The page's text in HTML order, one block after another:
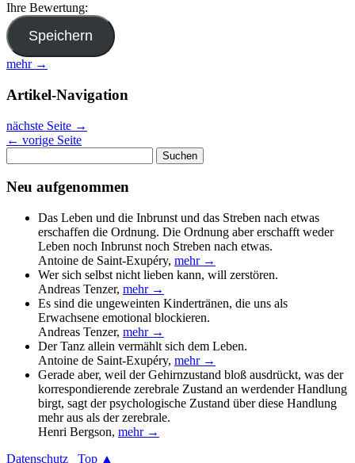
Ihre Bewertung:
mehr →
Artikel-Navigation
nächste Seite →
← vorige Seite
nach:
Neu aufgenommen
Das Leben und die Inbrunst und das Streben nach etwas
erschaffen die Ordnung. Die Ordnung aber erschafft weder
Leben noch Inbrunst noch Streben nach etwas.
Antoine de Saint-Exupéry, mehr →
Wer sich selbst nicht lieben kann, will zerstören.
Andreas Tenzer, mehr →
Es sind die ungeweinten Kindertränen, die uns als
Erwachsene emotional blockieren.
Andreas Tenzer, mehr →
Der Tanz allein vermählt sich dem Leben.
Antoine de Saint-Exupéry, mehr →
Gerade aber, weil der Gehirnzustand bloß ausdrückt, was der
korrespondierende zerebrale Zustand an werdender Handlung
birgt, sagt der psychologische Zustand über diese Handlung
mehr aus als der zerebrale.
Henri Bergson, mehr →
Datenschutz
Top ▲